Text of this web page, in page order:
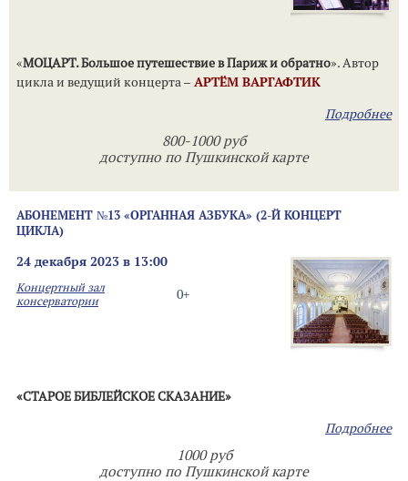
«МОЦАРТ. Большое путешествие в Париж и обратно». Автор
цикла и ведущий концерта – АРТЁМ ВАРГАФТИК
Подробнее
800-1000 руб
доступно по Пушкинской карте
АБОНЕМЕНТ №13 «ОРГАННАЯ АЗБУКА» (2-Й КОНЦЕРТ
ЦИКЛА)
24 декабря 2023 в 13:00
0+
Концертный зал
консерватории
«СТАРОЕ БИБЛЕЙСКОЕ СКАЗАНИЕ»
Подробнее
1000 руб
доступно по Пушкинской карте